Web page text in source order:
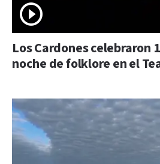
Los Cardones celebraron
noche de folklore en el